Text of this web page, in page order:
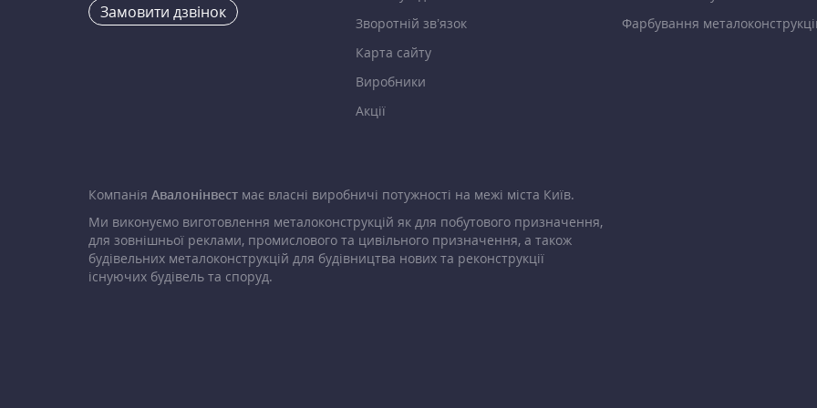
Замовити дзвінок
Зворотній зв’язок
Карта сайту
Виробники
Акції
Фарбування
Компанія Авалонінвест має власні виробничі потужності на межі міста Київ.
Ми виконуємо виготовлення металоконструкцій як для побутового призначення,
для зовнішньої реклами, промислового та цивільного призначення, а також
будівельних металоконструкцій для будівництва нових та реконструкції
існуючих будівель та споруд.